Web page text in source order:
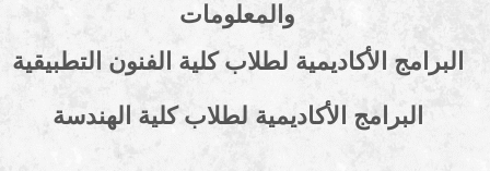
والمعلومات
الأكاديمية لطلاب كلية الفنون التطبيقية
الأكاديمية لطلاب كلية الهندسة